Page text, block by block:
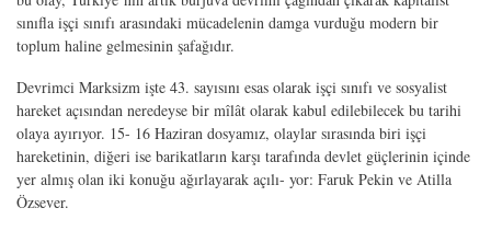
sınıfla işçi sınıfı arasındaki mücadelenin damga vurduğu modern bir
toplum haline gelmesinin şafağıdır.
Devrimci Marksizm işte 43. sayısını esas olarak işçi sınıfı ve sosyalist
hareket açısından neredeyse bir mîlât olarak kabul edilebilecek bu tarihi
olaya ayırıyor. 15- 16 Haziran dosyamız, olaylar sırasında biri işçi
hareketinin, diğeri ise barikatların karşı tarafında devlet güçlerinin içinde
yer almış olan iki konuğu ağırlayarak açılı- yor: Faruk Pekin ve Atilla
Özsever.